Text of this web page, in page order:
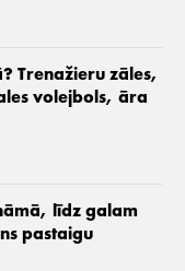
Trenažieru zāles,
volejbols, āra
līdz galam
pastaigu